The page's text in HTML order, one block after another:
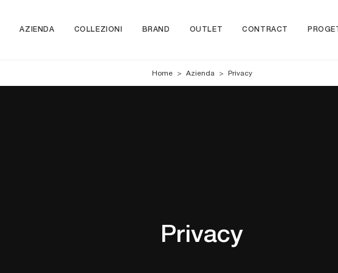
AZIENDA COLLEZIONI BRAND OUTLET CONTRACT
Home > Azienda > Privacy
Privacy